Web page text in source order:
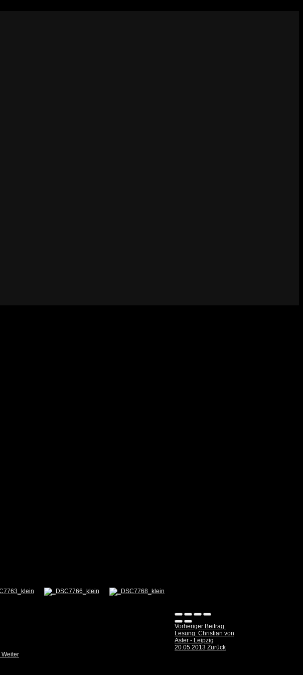
Vorheriger Beitrag:
Lesung: Christian von
Aster - Leipzig
20.05.2013 Zurück
Weiter